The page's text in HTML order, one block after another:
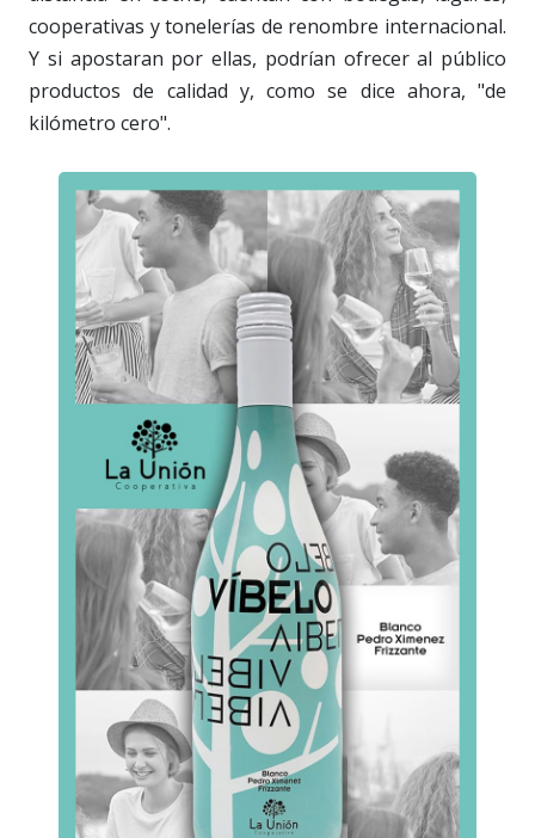
cooperativas y tonelerías de renombre internacional.
Y si apostaran por ellas, podrían ofrecer al público
productos de calidad y, como se dice ahora, "de
kilómetro cero".